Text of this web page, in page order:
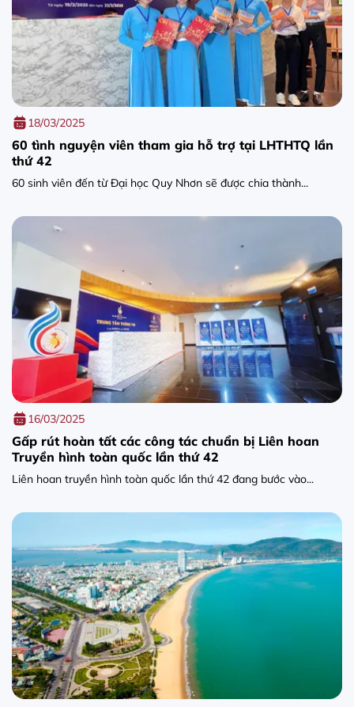
60 tình nguyện viên tham gia hỗ trợ tại LHTHTQ lần
thứ 42
18/03/2025
60 sinh viên đến từ Đại học Quy Nhơn sẽ được chia thành...
Gấp rút hoàn tất các công tác chuẩn bị Liên hoan
Truyền hình toàn quốc lần thứ 42
16/03/2025
Liên hoan truyền hình toàn quốc lần thứ 42 đang bước vào...